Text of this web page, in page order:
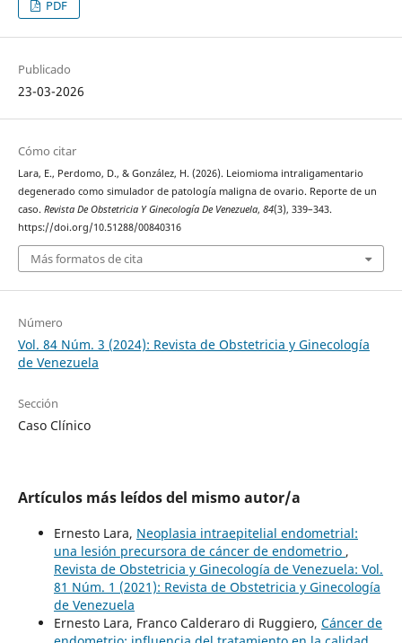
PDF
Publicado
23-03-2026
Cómo citar
Lara, E., Perdomo, D., & González, H. (2026). Leiomioma intraligamentario
degenerado como simulador de patología maligna de ovario. Reporte de un
caso. Revista De Obstetricia Y Ginecología De Venezuela, 84(3), 339–343.
https://doi.org/10.51288/00840316
Más formatos de cita
Número
Vol. 84 Núm. 3 (2024): Revista de Obstetricia y Ginecología
de Venezuela
Sección
Caso Clínico
Artículos más leídos del mismo autor/a
Ernesto Lara, Neoplasia intraepitelial endometrial:
una lesión precursora de cáncer de endometrio ,
Revista de Obstetricia y Ginecología de Venezuela: Vol.
81 Núm. 1 (2021): Revista de Obstetricia y Ginecología
de Venezuela
Ernesto Lara, Franco Calderaro di Ruggiero, Cáncer de